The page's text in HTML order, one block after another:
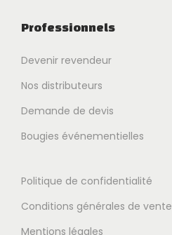
Professionnels
Devenir revendeur
Nos distributeurs
Demande de devis
Bougies événementielles
Politique de confidentialité
Conditions générales de vente
Mentions légales